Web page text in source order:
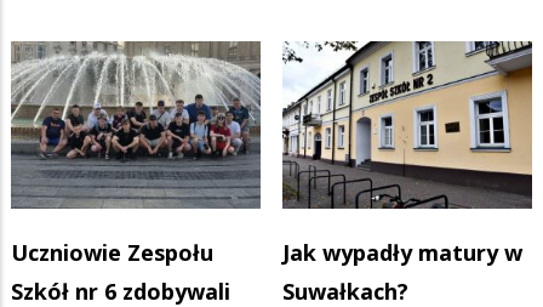
Uczniowie Zespołu
Szkół nr 6 zdobywali
Jak wypadły matury w
Suwałkach?